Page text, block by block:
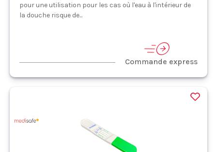
pour une utilisation pour les cas où l'eau à l'intérieur de
la douche risque de...
Commande express